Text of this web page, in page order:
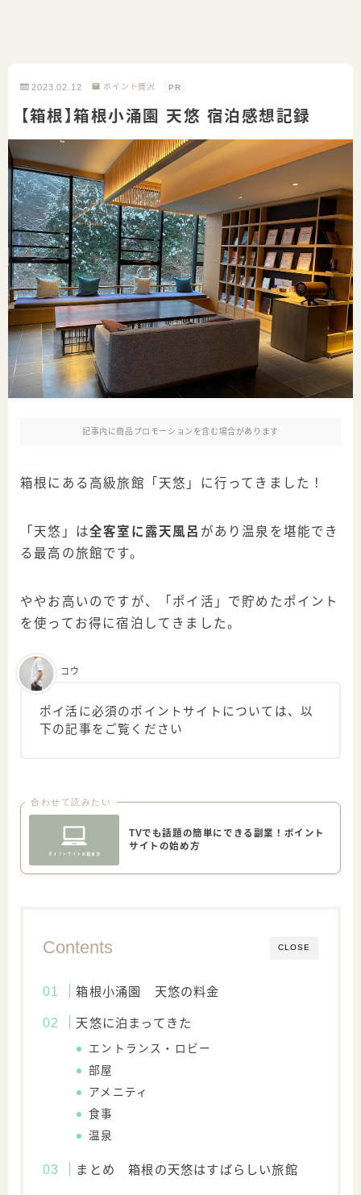
2023.02.12 ポイント贅沢 PR
【箱根】箱根小涌園 天悠 宿泊感想記録
記事内に商品プロモーションを含む場合があります
箱根にある高級旅館「天悠」に行ってきました！
「天悠」は全客室に露天風呂 があり温泉を堪能でき
る最高の旅館です。
ややお高いのですが、「ポイ活」で貯めたポイント
を使ってお得に宿泊してきました。
ポイ活に必須のポイントサイトについては、以
下の記事をご覧ください
コウ
合わせて読みたい
TVでも話題の簡単にできる副業！ポイント
サイトの始め方
CLOSE
Contents
箱根小涌園 天悠の料金
天悠に泊まってきた
エントランス・ロビー
部屋
アメニティ
食事
温泉
まとめ 箱根の天悠はすばらしい旅館